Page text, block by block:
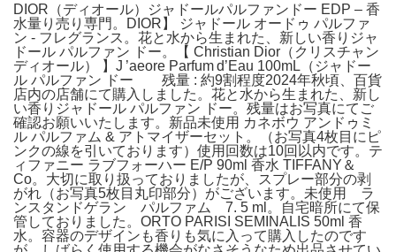
DIOR（ディオール）ジャドールパルファンドー EDP – 香
水量り売り専門。DIOR】 ジャドール オードゥ パルファ
ン - フレグランス。花と水から生まれた、新しい香りジャ
ドール パルファン ドー。【 Christian Dior（クリスチャン
ディオール） 】J ’aeore Parfum d’Eau 100mL（ジャドー
ル パルファン ドー 残量 : 約9割程度2024年秋頃、百貨
店内の店舗にて購入しました。花と水から生まれた、新し
い香りジャドール パルファン ドー。残量はお写真にてご
確認お願いいたします。新品未使用 カネボウ アンドゥミ
ル パルファム & アトマイザーセット。（お写真4枚目にピ
ンクの線を引いております）使用回数は10回以内です。テ
ィファニー ラブフォーハー E/P 90ml 香水 TIFFANY＆
Co。大切に取り扱っておりましたが、スプレー部分の剥
がれ（お写真5枚目丸印部分）がございます。未使用 ラ
ンスタンドゲラン パルファム 7. 5 ml。自宅暗所にて保
管しておりました。ORTO PARISI SEMINALIS 50ml 香
水。容器のデザインも香りも気に入って購入したのです